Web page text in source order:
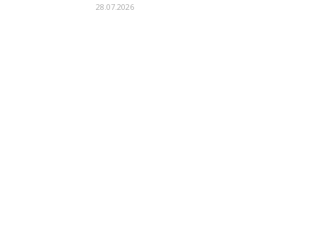
28.07.2026